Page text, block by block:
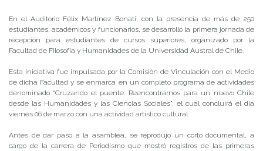
En el Auditorio Félix Martínez Bonati, con la presencia de más de 250
estudiantes, académicos y funcionarios, se desarrolló la primera jornada de
recepción para estudiantes de cursos superiores, organizado por la
Facultad de Filosofía y Humanidades de la Universidad Austral de Chile.
Esta iniciativa fue impulsada por la Comisión de Vinculación con el Medio
de dicha Facultad y se enmarca en un completo programa de actividades
denominado “Cruzando el puente: Reencontrarnos para un nuevo Chile
desde las Humanidades y las Ciencias Sociales”, el cual concluirá el día
viernes 06 de marzo con una actividad artístico cultural.
Antes de dar paso a la asamblea, se reprodujo un corto documental, a
cargo de la carrera de Periodismo que mostró registros de las primeras